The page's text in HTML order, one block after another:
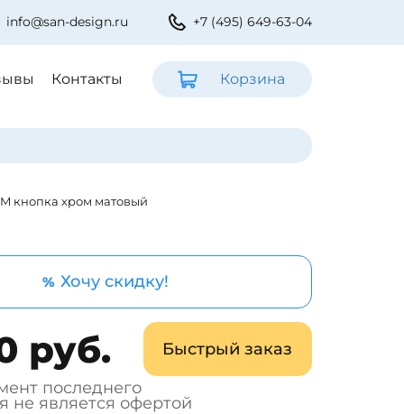
info@san-design.ru +7 (495) 649-63-04
Контакты Корзина
кнопка хром матовый
% Хочу скидку!
руб.
Быстрый заказ
последнего
не является офертой